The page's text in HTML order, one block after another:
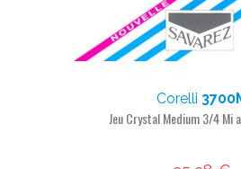
Corelli
Jeu Crystal Medium 3/4 Mi